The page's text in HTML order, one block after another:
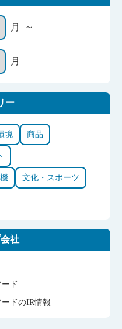
月 ～
月
ー
境 商品
文化・スポーツ
社
ド
ドのIR情報